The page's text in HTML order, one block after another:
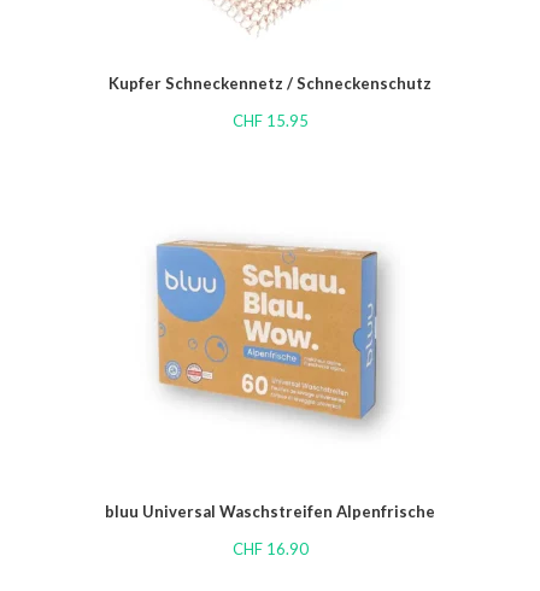
Kupfer Schneckennetz / Schneckenschutz
CHF15.95
bluu Universal Waschstreifen Alpenfrische
CHF16.90